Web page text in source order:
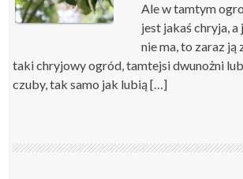
Ale w tamtym
jest jakaś chryja,
nie ma, to zaraz ją
taki chryjowy ogród, tamtejsi dwunożni
czuby, tak samo jak lubią […]